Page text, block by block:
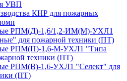
УВП
КНР для пожарных
РПМ(Д)-1,6/1,2-ИМ(M)-УХЛ1
для пожарной техники (ПТ)
РПМ(П)-1,6-М-УХЛ1 "Типа
техники (ПТ)
РПМ(В)-1,6-УХЛ1 "Селект" для
(ПТ)